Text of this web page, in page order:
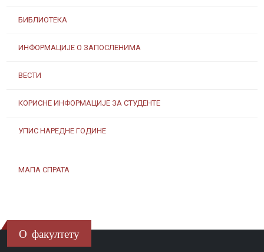
БИБЛИОТЕКА
ИНФОРМАЦИЈЕ О ЗАПОСЛЕНИМА
ВЕСТИ
КОРИСНЕ ИНФОРМАЦИЈЕ ЗА СТУДЕНТЕ
УПИС НАРЕДНЕ ГОДИНЕ
МАПА СПРАТА
О факултету